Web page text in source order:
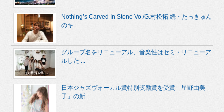
Nothing’s Carved In Stone Vo./G.村松拓 続・たっきゅん
のキ...
グループ名をリニューアル、音楽性はセミ・リニューア
ルした ...
日本ジャズヴォーカル賞特別奨励賞を受賞「星野由美
子」の新...